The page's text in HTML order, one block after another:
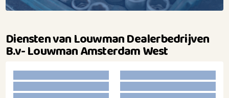
Diensten van Louwman Dealerbedrijven
B.v- Louwman Amsterdam West